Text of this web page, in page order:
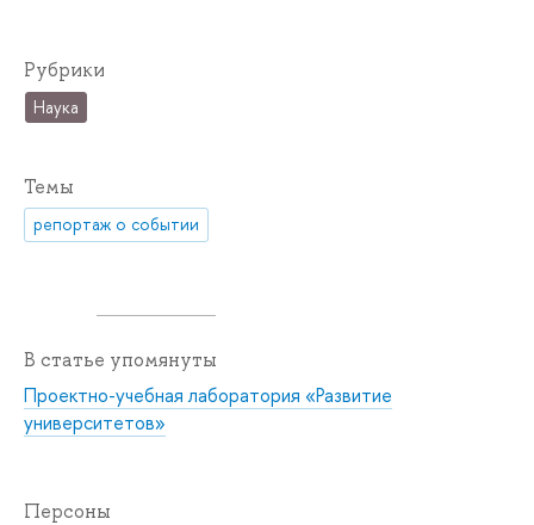
Рубрики
Наука
Темы
репортаж о событии
В статье упомянуты
Проектно-учебная лаборатория «Развитие
университетов»
Персоны